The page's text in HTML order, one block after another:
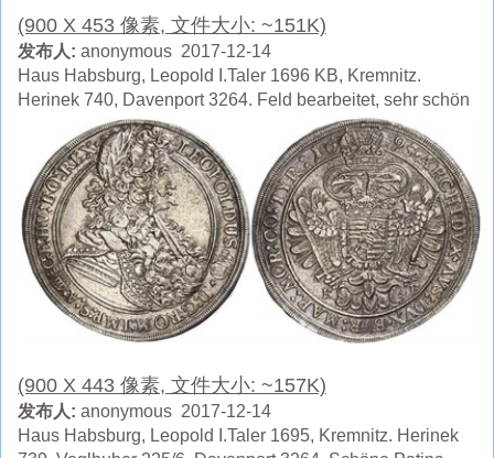
(900 X 453 像素, 文件大小: ~151K)
发布人: anonymous 2017-12-14
Haus Habsburg, Leopold I.Taler 1696 KB, Kremnitz.
Herinek 740, Davenport 3264. Feld bearbeitet, sehr schön
(900 X 443 像素, 文件大小: ~157K)
发布人: anonymous 2017-12-14
Haus Habsburg, Leopold I.Taler 1695, Kremnitz. Herinek